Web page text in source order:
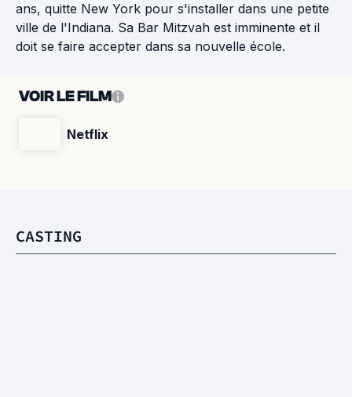
ans, quitte New York pour s'installer dans une petite
ville de l'Indiana. Sa Bar Mitzvah est imminente et il
doit se faire accepter dans sa nouvelle école.
VOIR LE FILM
Netflix
CASTING